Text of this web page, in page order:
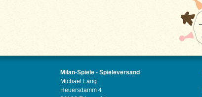
Milan-Spiele - Spieleversand
Michael Lang
Heuersdamm 4